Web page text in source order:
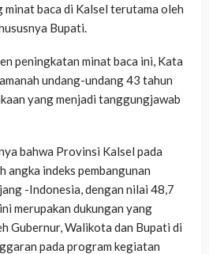
minat baca di Kalsel terutama oleh
Bupati.
peningkatan minat baca ini, Kata
undang-undang 43 tahun
yang menjadi tanggungjawab
bahwa Provinsi Kalsel pada
angka indeks pembangunan
-Indonesia, dengan nilai 48,7
merupakan dukungan yang
Gubernur, Walikota dan Bupati di
pada program kegiatan